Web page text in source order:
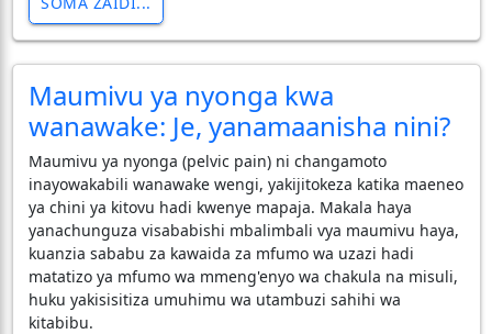
Maumivu ya nyonga kwa
wanawake: Je, yanamaanisha nini?
Maumivu ya nyonga (pelvic pain) ni changamoto
inayowakabili wanawake wengi, yakijitokeza katika maeneo
ya chini ya kitovu hadi kwenye mapaja. Makala haya
yanachunguza visababishi mbalimbali vya maumivu haya,
kuanzia sababu za kawaida za mfumo wa uzazi hadi
matatizo ya mfumo wa mmeng'enyo wa chakula na misuli,
huku yakisisitiza umuhimu wa utambuzi sahihi wa
kitabibu.